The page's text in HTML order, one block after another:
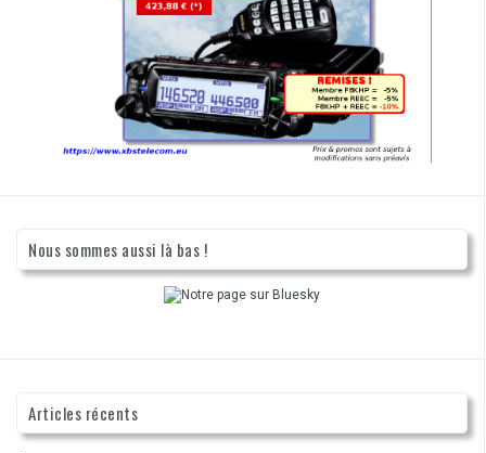
Nous sommes aussi là bas !
Articles récents